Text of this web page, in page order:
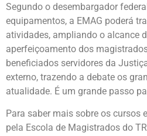
Segundo o desembargador
equipamentos, a EMAG poderá
atividades, ampliando o alcance
aperfeiçoamento dos
beneficiados servidores da
externo, trazendo a debate os
atualidade. É um grande passo
Para saber mais sobre os cursos
pela Escola de Magistrados do